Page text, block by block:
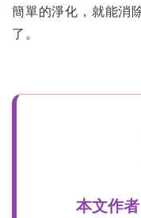
簡單的淨化，就能消
了。
本文作